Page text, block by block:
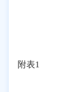
附表1